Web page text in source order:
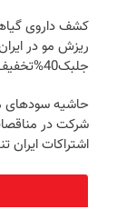
کشف داروی
ریزش مو در
جلبک40%تخفیف)
حاشیه سودهای
اشتراکات ایران